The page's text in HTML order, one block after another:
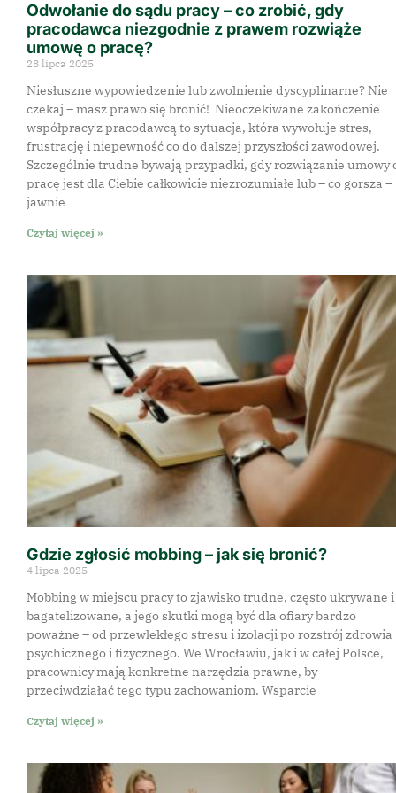
Odwołanie do sądu pracy – co zrobić, gdy
pracodawca niezgodnie z prawem rozwiąże
umowę o pracę?
28 lipca 2025
Niesłuszne wypowiedzenie lub zwolnienie dyscyplinarne? Nie
czekaj – masz prawo się bronić! Nieoczekiwane zakończenie
współpracy z pracodawcą to sytuacja, która wywołuje stres,
frustrację i niepewność co do dalszej przyszłości zawodowej.
Szczególnie trudne bywają przypadki, gdy rozwiązanie umowy
pracę jest dla Ciebie całkowicie niezrozumiałe lub – co gorsza –
jawnie
Czytaj więcej »
Gdzie zgłosić mobbing – jak się bronić?
4 lipca 2025
Mobbing w miejscu pracy to zjawisko trudne, często ukrywane i
bagatelizowane, a jego skutki mogą być dla ofiary bardzo
poważne – od przewlekłego stresu i izolacji po rozstrój zdrowia
psychicznego i fizycznego. We Wrocławiu, jak i w całej Polsce,
pracownicy mają konkretne narzędzia prawne, by
przeciwdziałać tego typu zachowaniom. Wsparcie
Czytaj więcej »